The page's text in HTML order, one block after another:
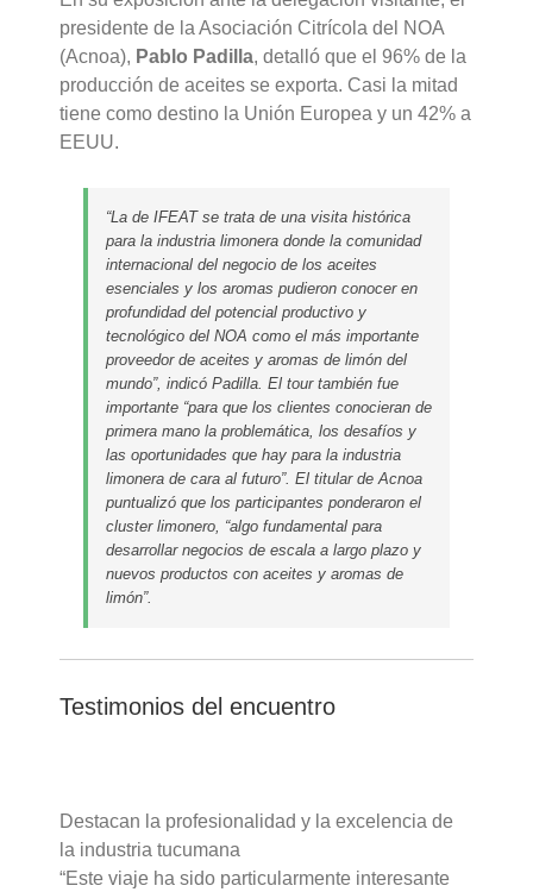
presidente de la Asociación Citrícola del NOA
(Acnoa), Pablo Padilla, detalló que el 96% de la
producción de aceites se exporta. Casi la mitad
tiene como destino la Unión Europea y un 42% a
EEUU.
“La de IFEAT se trata de una visita histórica
para la industria limonera donde la comunidad
internacional del negocio de los aceites
esenciales y los aromas pudieron conocer en
profundidad del potencial productivo y
tecnológico del NOA como el más importante
proveedor de aceites y aromas de limón del
mundo”, indicó Padilla. El tour también fue
importante “para que los clientes conocieran de
primera mano la problemática, los desafíos y
las oportunidades que hay para la industria
limonera de cara al futuro”. El titular de Acnoa
puntualizó que los participantes ponderaron el
cluster limonero, “algo fundamental para
desarrollar negocios de escala a largo plazo y
nuevos productos con aceites y aromas de
limón”.
Testimonios del encuentro
Destacan la profesionalidad y la excelencia de
la industria tucumana
“Este viaje ha sido particularmente interesante